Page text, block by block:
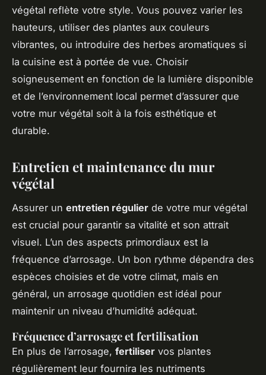
végétal reflète votre style. Vous pouvez varier les
hauteurs, utiliser des plantes aux couleurs
vibrantes, ou introduire des herbes aromatiques si
la cuisine est à portée de vue. Choisir
soigneusement en fonction de la lumière disponible
et de l’environnement local permet d’assurer que
votre mur végétal soit à la fois esthétique et
durable.
Entretien et maintenance du mur
végétal
Assurer un entretien régulier de votre mur végétal
est crucial pour garantir sa vitalité et son attrait
visuel. L’un des aspects primordiaux est la
fréquence d’arrosage. Un bon rythme dépendra des
espèces choisies et de votre climat, mais en
général, un arrosage quotidien est idéal pour
maintenir un niveau d’humidité adéquat.
Fréquence d’arrosage et fertilisation
En plus de l’arrosage, fertiliser vos plantes
régulièrement leur fournira les nutriments